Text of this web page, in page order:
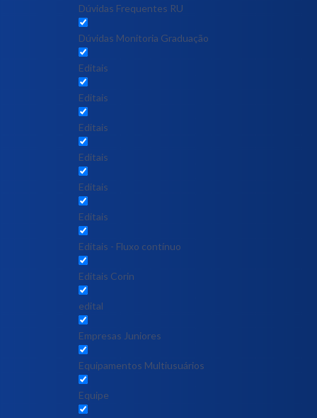
Dúvidas Frequentes RU
Dúvidas Monitoria Graduação
Editais
Editais
Editais
Editais
Editais
Editais
Editais - Fluxo contínuo
Editais Corin
edital
Empresas Juniores
Equipamentos Multiusuários
Equipe